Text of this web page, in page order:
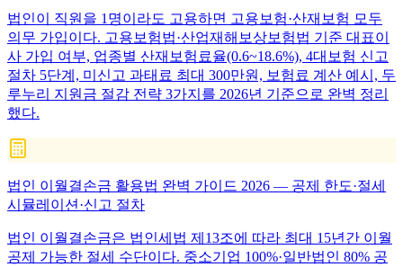
법인이 직원을 1명이라도 고용하면 고용보험·산재보험 모두
의무 가입이다. 고용보험법·산업재해보상보험법 기준 대표이
사 가입 여부, 업종별 산재보험료율(0.6~18.6%), 4대보험 신고
절차 5단계, 미신고 과태료 최대 300만원, 보험료 계산 예시, 두
루누리 지원금 절감 전략 3가지를 2026년 기준으로 완벽 정리
했다.
법인 이월결손금 활용법 완벽 가이드 2026 — 공제 한도·절세
시뮬레이션·신고 절차
법인 이월결손금은 법인세법 제13조에 따라 최대 15년간 이월
공제 가능한 절세 수단이다. 중소기업 100%·일반법인 80% 공